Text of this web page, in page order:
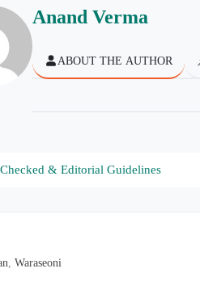
Anand Verma
ABOUT THE AUTHOR
& Editorial Guidelines
, Waraseoni